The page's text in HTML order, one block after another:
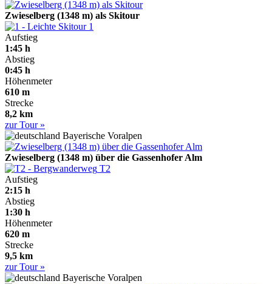
Zwieselberg (1348 m) als Skitour
1
Aufstieg
1:45 h
Abstieg
0:45 h
Höhenmeter
610 m
Strecke
8,2 km
zur Tour »
Bayerische Voralpen
Zwieselberg (1348 m) über die Gassenhofer Alm
T2
Aufstieg
2:15 h
Abstieg
1:30 h
Höhenmeter
620 m
Strecke
9,5 km
zur Tour »
Bayerische Voralpen